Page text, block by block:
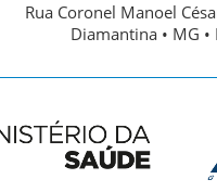
Rua Coronel Manoel
Diamantina • MG